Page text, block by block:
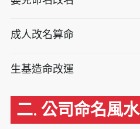
成人改名算命
生基造命改運
二. 公司命名風水